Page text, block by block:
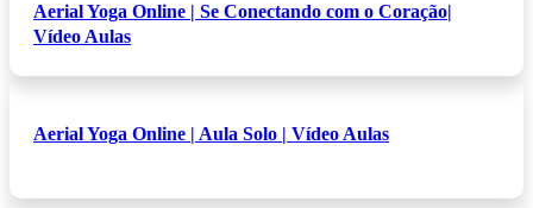
Aerial Yoga Online | Se Conectando com o Coração|
Vídeo Aulas
Aerial Yoga Online | Aula Solo | Vídeo Aulas